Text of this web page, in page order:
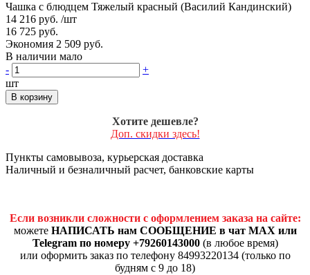
Чашка с блюдцем Тяжелый красный (Василий Кандинский)
14 216 руб. /шт
16 725 руб.
Экономия 2 509 руб.
В наличии мало
-
+
шт
В корзину
Хотите дешевле?
Доп. скидки здесь!
Пункты самовывоза, курьерская доставка
Наличный и безналичный расчет, банковские карты
Если возникли сложности с оформлением заказа на сайте:
можете НАПИСАТЬ нам СООБЩЕНИЕ в чат MAX или
Telegram по номеру +79260143000(в любое время)
или оформить заказ по телефону 84993220134 (только по
будням с 9 до 18)